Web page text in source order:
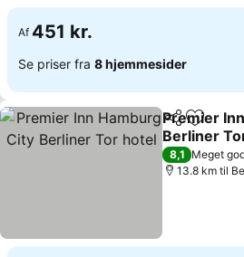
Af 451 kr.
Se priser fra 8 hjemmesider
Del Føj til
Premier
Berliner
8,1 Meget
13.8 km til